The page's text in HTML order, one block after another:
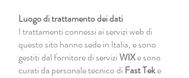
Luogo di trattamento dei dati
I trattamenti connessi ai servizi web di
questo sito hanno sede in Italia, e sono
gestiti dal fornitore di serviziWIXe sono
curati da personale tecnico di Fast Teke